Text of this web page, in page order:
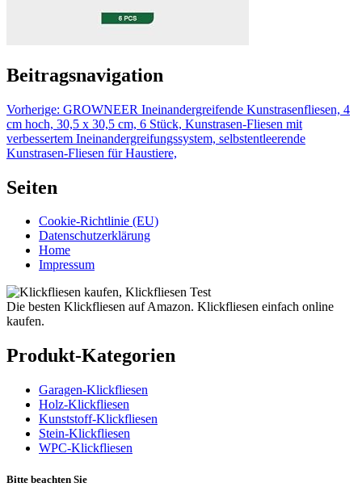
Beitragsnavigation
Vorherige: GROWNEER Ineinandergreifende Kunstrasenfliesen, 4
cm hoch, 30,5 x 30,5 cm, 6 Stück, Kunstrasen-Fliesen mit
verbessertem Ineinandergreifungssystem, selbstentleerende
Kunstrasen-Fliesen für Haustiere,
Seiten
Cookie-Richtlinie (EU)
Datenschutzerklärung
Home
Impressum
Die besten Klickfliesen auf Amazon. Klickfliesen einfach online
kaufen.
Produkt-Kategorien
Garagen-Klickfliesen
Holz-Klickfliesen
Kunststoff-Klickfliesen
Stein-Klickfliesen
WPC-Klickfliesen
Bitte beachten Sie